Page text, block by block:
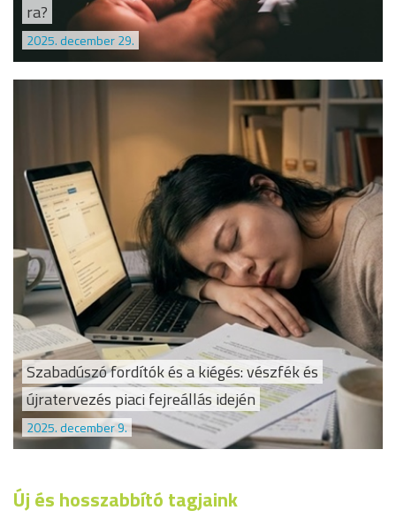
ra?
2025. december 29.
Szabadúszó fordítók és a kiégés: vészfék és
újratervezés piaci fejreállás idején
2025. december 9.
Új és hosszabbító tagjaink